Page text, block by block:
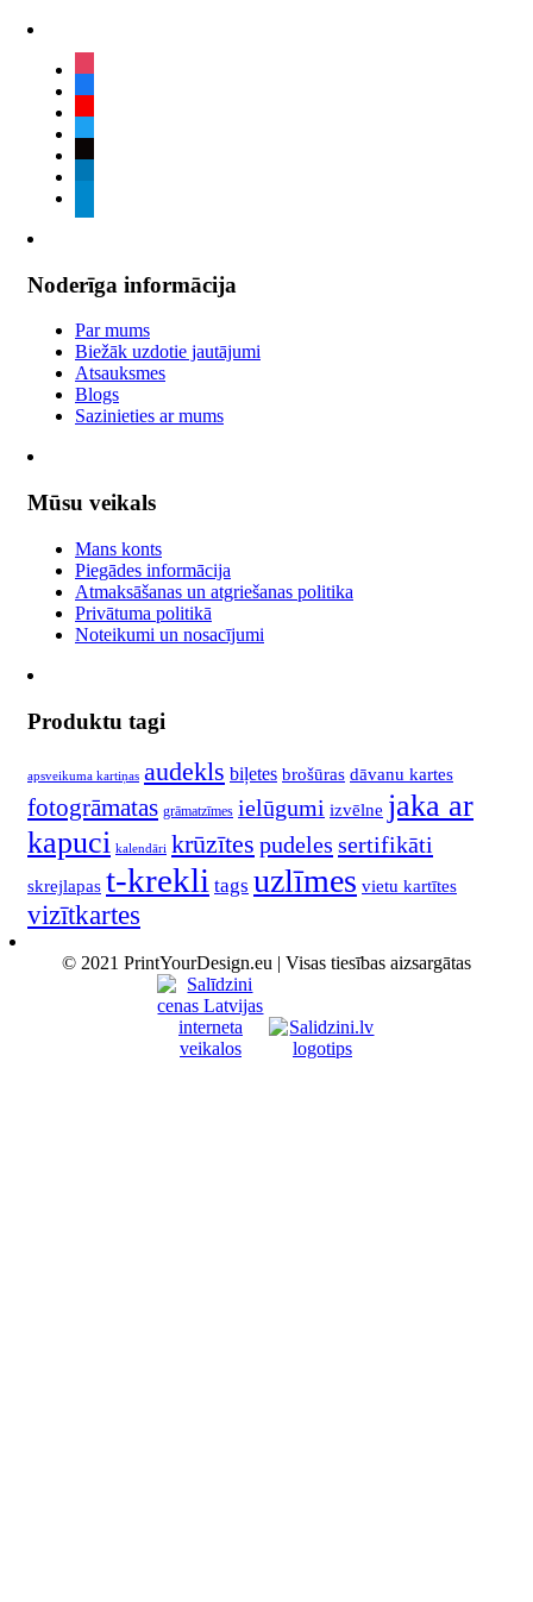
Noderīga informācija
Par mums
Biežāk uzdotie jautājumi
Atsauksmes
Blogs
Sazinieties ar mums
Mūsu veikals
Mans konts
Piegādes informācija
Atmaksāšanas un atgriešanas politika
Privātuma politikā
Noteikumi un nosacījumi
Produktu tagi
apsveikuma kartiņas audekls biļetes brošūras dāvanu kartes
fotogrāmatas grāmatzīmes ielūgumi izvēlne jaka ar
kapuci kalendāri krūzītes pudeles sertifikāti
skrejlapas t-krekli tags uzlīmes vietu kartītes
vizītkartes
© 2021 PrintYourDesign.eu | Visas tiesības aizsargātas